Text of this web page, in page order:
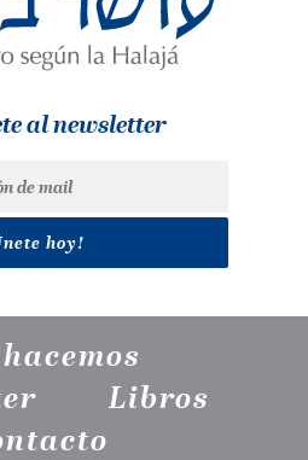
al newsletter
Libros